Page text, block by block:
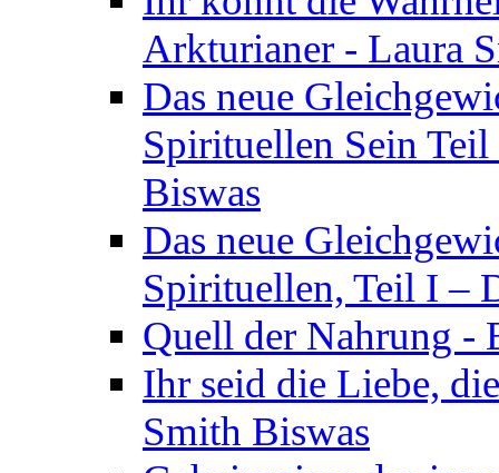
Arkturianer - Laura
Das neue
Spirituellen Sein
Biswas
Das neue
Spirituellen, Teil I –
Quell der Nahrung -
Ihr seid die Liebe,
Smith Biswas